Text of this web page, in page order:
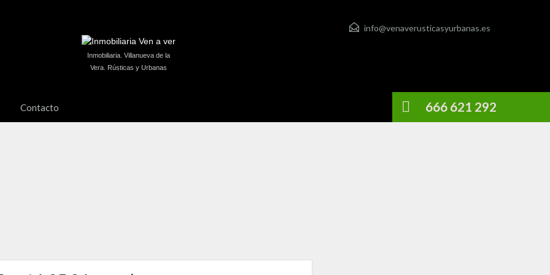
info@venaverusticasyurbanas.es
Inmobiliaria. Villanueva de la
Vera. Rústicas y Urbanas
Contacto 666 621 292